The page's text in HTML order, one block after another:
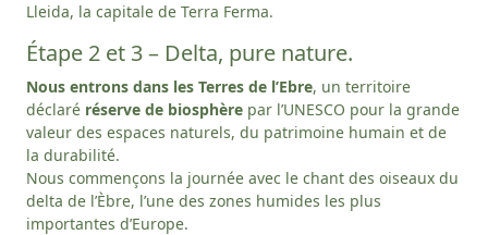
Lleida, la capitale de Terra Ferma.
Étape 2 et 3 – Delta, pure nature.
Nous entrons dans les Terres de l’Ebre, un territoire
déclaré réserve de biosphère par l’UNESCO pour la grande
valeur des espaces naturels, du patrimoine humain et de
la durabilité.
Nous commençons la journée avec le chant des oiseaux du
delta de l’Èbre, l’une des zones humides les plus
importantes d’Europe.